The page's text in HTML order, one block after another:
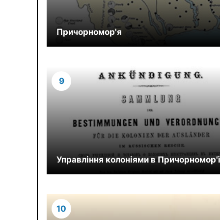
Причорномор'я
9
Управління колоніями в Причорномор'ї
10